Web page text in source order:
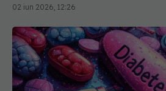
02 iun 2026, 12:26